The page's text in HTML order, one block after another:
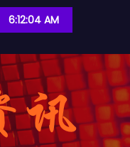
6:12:05 AM